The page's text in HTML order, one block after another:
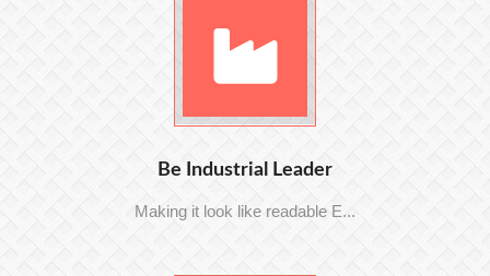
Be Industrial Leader
Making it look like readable E...